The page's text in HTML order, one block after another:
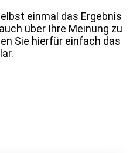
einmal das Ergebnis
über Ihre Meinung zu
Sie hierfür einfach das